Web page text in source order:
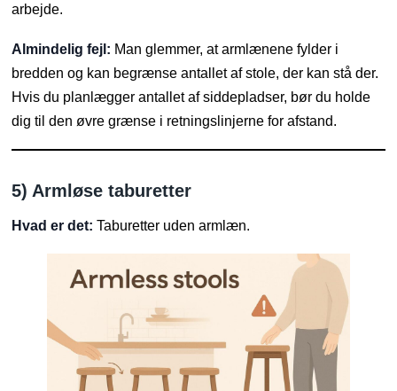
arbejde.
Almindelig fejl: Man glemmer, at armlænene fylder i
bredden og kan begrænse antallet af stole, der kan stå der.
Hvis du planlægger antallet af siddepladser, bør du holde
dig til den øvre grænse i retningslinjerne for afstand.
5) Armløse taburetter
Hvad er det: Taburetter uden armlæn.